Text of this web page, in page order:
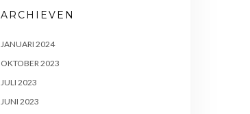
ARCHIEVEN
JANUARI 2024
OKTOBER 2023
JULI 2023
JUNI 2023